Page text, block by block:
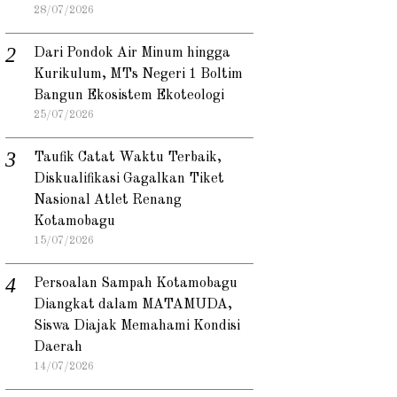
28/07/2026
Dari Pondok Air Minum hingga
Kurikulum, MTs Negeri 1 Boltim
Bangun Ekosistem Ekoteologi
25/07/2026
Taufik Catat Waktu Terbaik,
Diskualifikasi Gagalkan Tiket
Nasional Atlet Renang
Kotamobagu
15/07/2026
Persoalan Sampah Kotamobagu
Diangkat dalam MATAMUDA,
Siswa Diajak Memahami Kondisi
Daerah
14/07/2026